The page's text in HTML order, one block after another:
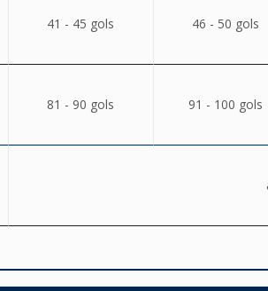
41 - 45 gols 46 - 50 gols
81 - 90 gols 91 - 100 gols